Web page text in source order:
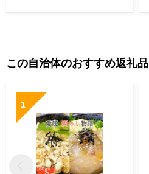
この自治体のおすすめ返礼品
1